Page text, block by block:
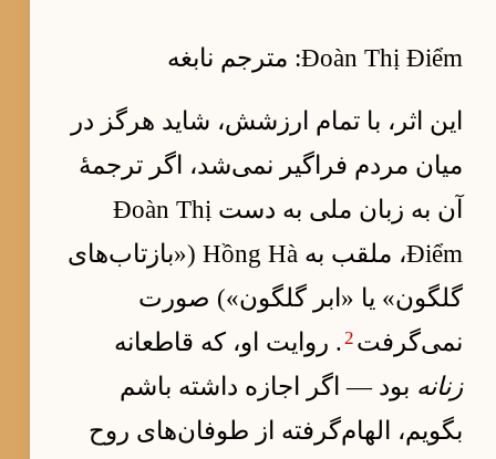
Đoàn Thị Điểm: مترجم نابغه
این اثر، با تمام ارزشش، شاید هرگز در
میان مردم فراگیر نمی‌شد، اگر ترجمهٔ
آن به زبان ملی به دست Đoàn Thị
Điểm، ملقب به Hồng Hà («بازتاب‌های
گلگون» یا «ابر گلگون») صورت
نمی‌گرفت 2. روایت او، که قاطعانه
زنانه بود — اگر اجازه داشته باشم
بگویم، الهام‌گرفته از طوفان‌های روح